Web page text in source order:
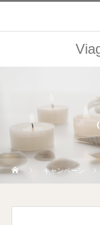
キャンペーン